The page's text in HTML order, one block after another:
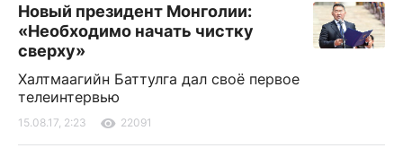
Новый президент Монголии:
«Необходимо начать чистку
сверху»
Халтмаагийн Баттулга дал своё первое
телеинтервью
15.08.17, 2:23 22091